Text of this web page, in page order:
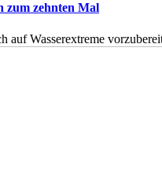
zum zehnten Mal
auf Wasserextreme